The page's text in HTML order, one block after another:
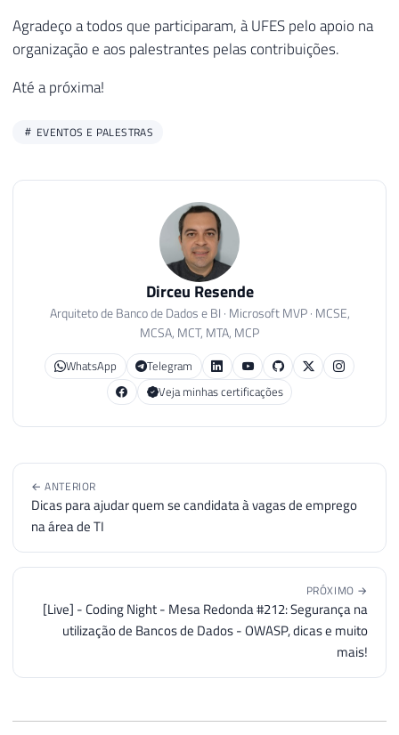
Agradeço a todos que participaram, à UFES pelo apoio na
organização e aos palestrantes pelas contribuições.
Até a próxima!
EVENTOS E PALESTRAS
Dirceu Resende
Arquiteto de Banco de Dados e BI · Microsoft MVP · MCSE,
MCSA, MCT, MTA, MCP
WhatsApp
Telegram
Veja minhas certificações
← ANTERIOR
Dicas para ajudar quem se candidata à vagas de emprego
na área de TI
PRÓXIMO →
[Live] - Coding Night - Mesa Redonda #212: Segurança na
utilização de Bancos de Dados - OWASP, dicas e muito
mais!